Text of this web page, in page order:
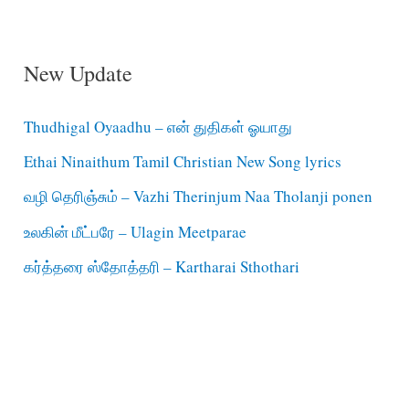
New Update
Thudhigal Oyaadhu – என் துதிகள் ஓயாது
Ethai Ninaithum Tamil Christian New Song lyrics
வழி தெரிஞ்சும் – Vazhi Therinjum Naa Tholanji ponen
உலகின் மீட்பரே – Ulagin Meetparae
கர்த்தரை ஸ்தோத்தரி – Kartharai Sthothari